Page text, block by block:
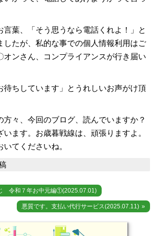
言葉、「そう思うなら電話くれよ！」と
したが、私的な事での個人情報利用はご
オンさん、コンプライアンスが行き届い
待ちしています」とうれしいお声がけ頂
方々、今回のブログ、読んでいますか？
います。お歳暮戦線は、頑張りますよ。
てくださいね。
令和７年お中元編①(2025.07.01)
悪質です。支払い代行サービス(2025.07.11)